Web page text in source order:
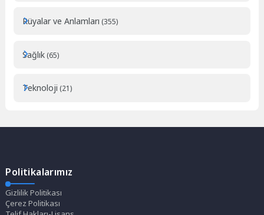
Rüyalar ve Anlamları (355)
Sağlık (65)
Teknoloji (21)
Politikalarımız
Gizlilik Politikası
Çerez Politikası